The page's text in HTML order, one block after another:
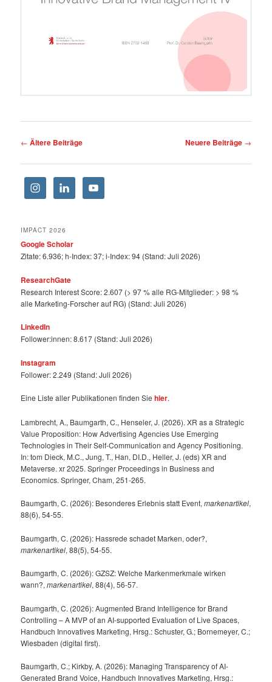
Beitragsnavigation
← Ältere Beiträge Neuere Beiträge →
IMPACT 2026
Google Scholar
Zitate: 6.936; h-Index: 37; i-Index: 94 (Stand: Juli 2026)
ResearchGate
Research Interest Score: 2.607 (> 97 % alle RG-Mitglieder: > 98 %
alle Marketing-Forscher auf RG) (Stand: Juli 2026)
LinkedIn
Follower:innen: 8.617 (Stand: Juli 2026)
Instagram
Follower: 2.249 (Stand: Juli 2026)
Eine Liste aller Publikationen finden Siehier.
Lambrecht, A., Baumgarth, C., Henseler, J. (2026). XR as a Strategic
Value Proposition: How Advertising Agencies Use Emerging
Technologies in Their Self-Communication and Agency Positioning.
In: tom Dieck, M.C., Jung, T., Han, DI.D., Heller, J. (eds) XR and
Metaverse. xr 2025. Springer Proceedings in Business and
Economics. Springer, Cham, 251-265.
Baumgarth, C. (2026): Besonderes Erlebnis statt Event,markenartikel,
88(6), 54-55.
Baumgarth, C. (2026): Hassrede schadet Marken, oder?,
markenartikel, 88(5), 54-55.
Baumgarth, C. (2026): GZSZ: Welche Markenmerkmale wirken
wann?,markenartikel, 88(4), 56-57.
Baumgarth, C. (2026): Augmented Brand Intelligence for Brand
Controlling – A MVP of an AI-supported Evaluation of Live Spaces,
Handbuch Innovatives Marketing, Hrsg.: Schuster, G.; Bornemeyer, C.;
Wiesbaden (digital first).
Baumgarth, C.; Kirkby, A. (2026): Managing Transparency of AI-
Generated Brand Voice, Handbuch Innovatives Marketing, Hrsg.: